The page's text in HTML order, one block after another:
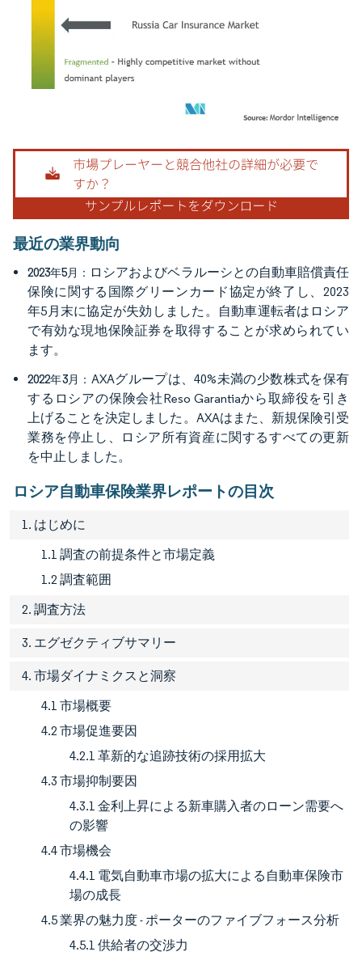
画像 © Mordor Intelligence。再利用にはCC BY 4.0の表示が必要です。
最近の業界動向
2023年5月： ロシアおよびベラルーシとの自動車賠償責任
保険に関する国際グリーンカード協定が終了し、2023
年5月末に協定が失効しました。自動車運転者はロシア
で有効な現地保険証券を取得することが求められてい
ます。
2022年3月： AXAグループは、40%未満の少数株式を保有
するロシアの保険会社Reso Garantiaから取締役を引き
上げることを決定しました。AXAはまた、新規保険引受
業務を停止し、ロシア所有資産に関するすべての更新
を中止しました。
ロシア自動車保険業界レポートの目次
1. はじめに
1.1 調査の前提条件と市場定義
1.2 調査範囲
2. 調査方法
3. エグゼクティブサマリー
4. 市場ダイナミクスと洞察
4.1 市場概要
4.2 市場促進要因
4.2.1 革新的な追跡技術の採用拡大
4.3 市場抑制要因
4.3.1 金利上昇による新車購入者のローン需要へ
の影響
4.4 市場機会
4.4.1 電気自動車市場の拡大による自動車保険市
場の成長
4.5 業界の魅力度 - ポーターのファイブフォース分析
4.5.1 供給者の交渉力